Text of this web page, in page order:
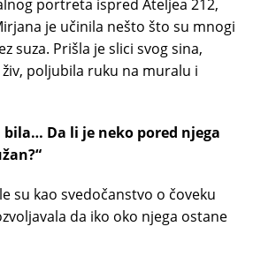
portreta ispred Ateljea 212,
je učinila nešto što su mnogi
suza. Prišla je slici svog sina,
poljubila ruku na muralu i
bila… Da li je neko pored njega
su kao svedočanstvo o čoveku
da iko oko njega ostane